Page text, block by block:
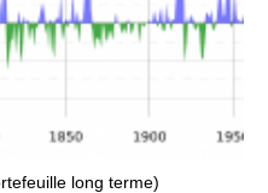
long terme)